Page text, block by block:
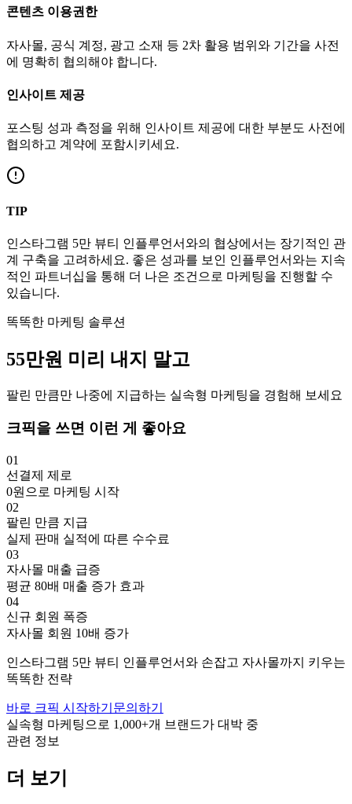
콘텐츠 이용권한
자사몰, 공식 계정, 광고 소재 등 2차 활용 범위와 기간을 사전
에 명확히 협의해야 합니다.
인사이트 제공
포스팅 성과 측정을 위해 인사이트 제공에 대한 부분도 사전에
협의하고 계약에 포함시키세요.
TIP
인스타그램 5만 뷰티 인플루언서와의 협상에서는 장기적인 관
계 구축을 고려하세요. 좋은 성과를 보인 인플루언서와는 지속
적인 파트너십을 통해 더 나은 조건으로 마케팅을 진행할 수
있습니다.
똑똑한 마케팅 솔루션
55만원 미리 내지 말고
팔린 만큼만 나중에 지급하는 실속형 마케팅을 경험해 보세요
크픽을 쓰면 이런 게 좋아요
01
선결제 제로
0원으로 마케팅 시작
02
팔린 만큼 지급
실제 판매 실적에 따른 수수료
03
자사몰 매출 급증
평균 80배 매출 증가 효과
04
신규 회원 폭증
자사몰 회원 10배 증가
인스타그램 5만 뷰티 인플루언서와 손잡고 자사몰까지 키우는
똑똑한 전략
바로 크픽 시작하기 문의하기
실속형 마케팅으로 1,000+개 브랜드가 대박 중
관련 정보
더 보기